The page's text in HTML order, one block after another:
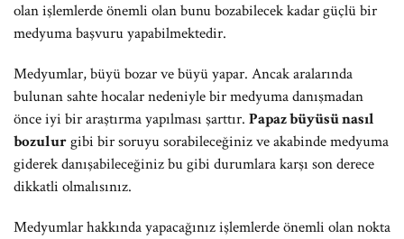
olan işlemlerde önemli olan bunu bozabilecek kadar güçlü bir
medyuma başvuru yapabilmektedir.
Medyumlar, büyü bozar ve büyü yapar. Ancak aralarında
bulunan sahte hocalar nedeniyle bir medyuma danışmadan
önce iyi bir araştırma yapılması şarttır. Papaz büyüsü nasıl
bozulurgibi bir soruyu sorabileceğiniz ve akabinde medyuma
giderek danışabileceğiniz bu gibi durumlara karşı son derece
dikkatli olmalısınız.
Medyumlar hakkında yapacağınız işlemlerde önemli olan nokta